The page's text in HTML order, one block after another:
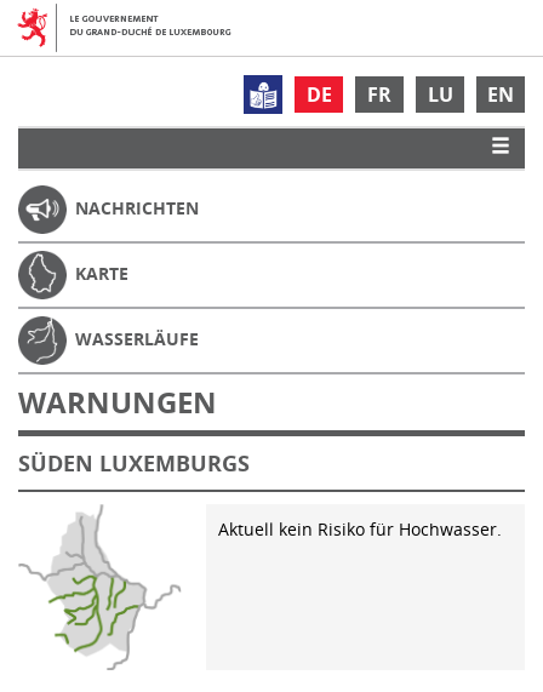
DE FR LU EN
NACHRICHTEN
KARTE
WASSERLÄUFE
WARNUNGEN
SÜDEN LUXEMBURGS
Aktuell kein Risiko für Hochwasser.